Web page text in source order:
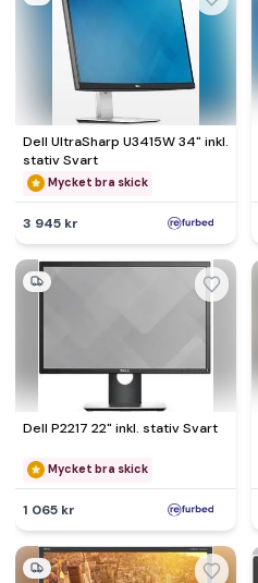
Dell UltraSharp U3415W 34" inkl.
stativ Svart
Mycket bra skick
3 945 kr
Dell P2217 22" inkl. stativ Svart
Mycket bra skick
1 065 kr